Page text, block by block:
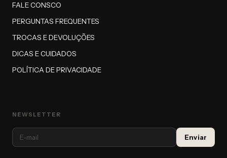
FALE CONSCO
PERGUNTAS FREQUENTES
TROCAS E DEVOLUÇÕES
DICAS E CUIDADOS
POLÍTICA DE PRIVACIDADE
NEWSLETTER